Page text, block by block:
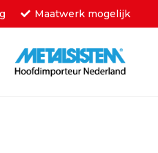
Maatwerk mogelijk